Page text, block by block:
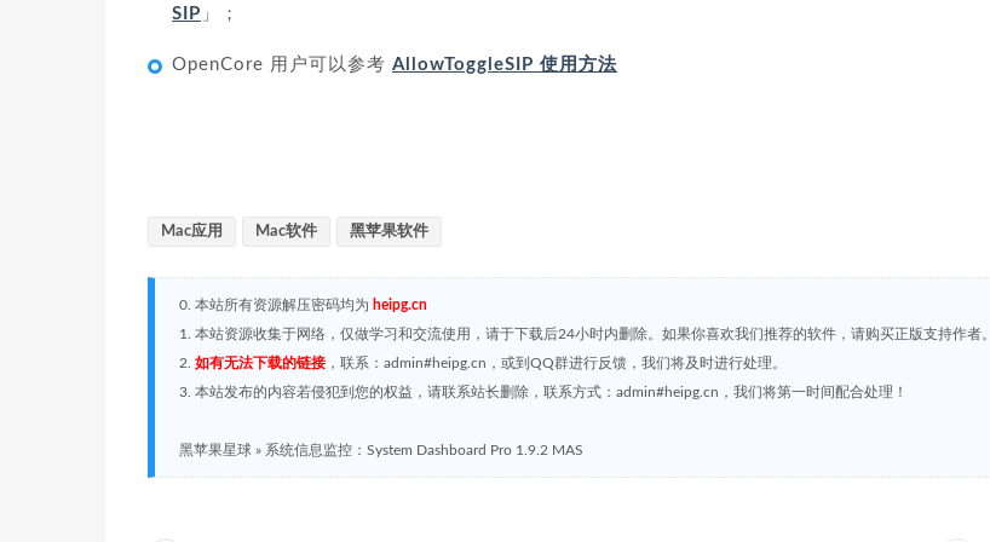
SIP 」；
OpenCore 用户可以参考 AllowToggleSIP 使用方法
Mac应用 Mac软件 黑苹果软件
0. 本站所有资源解压密码均为 heipg.cn
1. 本站资源收集于网络，仅做学习和交流使用，请于下载后24小时内删除。如果你喜欢我们推荐的软件，请购买正版支持作者。
2. 如有无法下载的链接，联系：admin#heipg.cn，或到QQ群进行反馈，我们将及时进行处理。
3. 本站发布的内容若侵犯到您的权益，请联系站长删除，联系方式：admin#heipg.cn，我们将第一时间配合处理！
黑苹果星球 » 系统信息监控：System Dashboard Pro 1.9.2 MAS